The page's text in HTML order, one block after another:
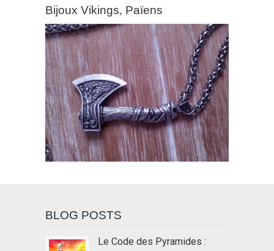
Bijoux Vikings, Païens
BLOG POSTS
Le Code des Pyramides :